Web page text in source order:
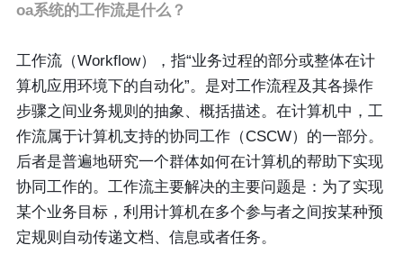
oa系统的工作流是什么？
工作流（Workflow），指“业务过程的部分或整体在计
算机应用环境下的自动化”。是对工作流程及其各操作
步骤之间业务规则的抽象、概括描述。在计算机中，工
作流属于计算机支持的协同工作（CSCW）的一部分。
后者是普遍地研究一个群体如何在计算机的帮助下实现
协同工作的。工作流主要解决的主要问题是：为了实现
某个业务目标，利用计算机在多个参与者之间按某种预
定规则自动传递文档、信息或者任务。